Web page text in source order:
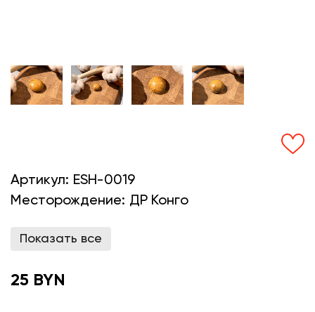
Артикул: ESH-0019
Месторождение: ДР Конго
Показать все
25 BYN